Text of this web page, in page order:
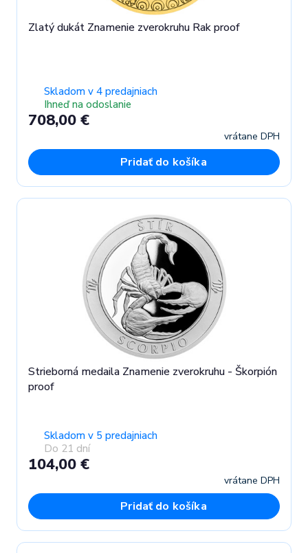
Zlatý dukát Znamenie zverokruhu Rak proof
Skladom v 4 predajniach
Ihneď na odoslanie
708,00 €
vrátane DPH
Pridať do košíka
Strieborná medaila Znamenie zverokruhu - Škorpión
proof
Skladom v 5 predajniach
Do 21 dní
104,00 €
vrátane DPH
Pridať do košíka